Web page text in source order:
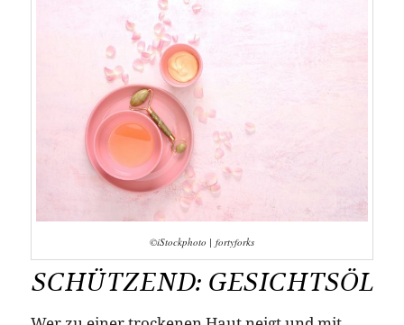
©iStockphoto | fortyforks
SCHÜTZEND: GESICHTSÖL